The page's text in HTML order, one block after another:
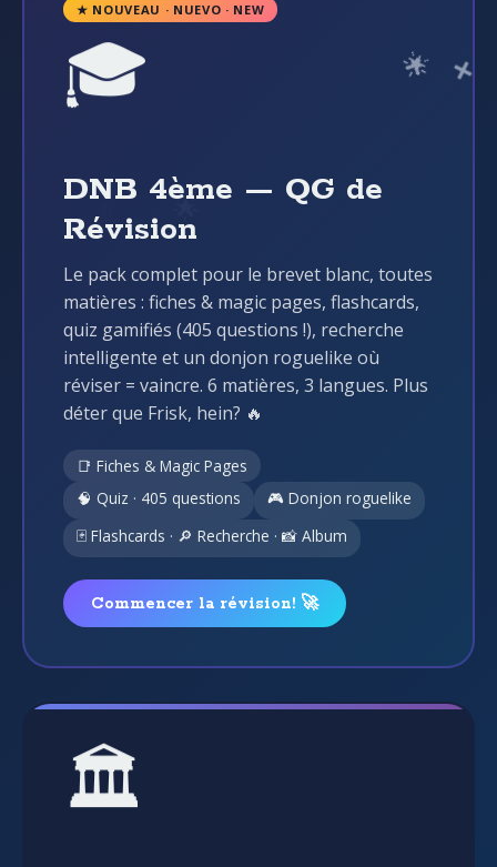
★ NOUVEAU · NUEVO · NEW
🎓
DNB 4ème — QG de
Révision
Le pack complet pour le brevet blanc, toutes
matières : fiches & magic pages, flashcards,
quiz gamifiés (405 questions !), recherche
intelligente et un donjon roguelike où
réviser = vaincre. 6 matières, 3 langues. Plus
déter que Frisk, hein? 🔥
📑 Fiches & Magic Pages
🧠 Quiz · 405 questions
🎮 Donjon roguelike
🃏 Flashcards · 🔎 Recherche · 📸 Album
Commencer la révision! 🚀
🏛️